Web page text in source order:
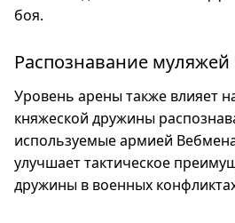
боя.
Распознавание муляжей
Уровень арены также влияет
княжеской дружины
используемые армией
улучшает тактическое
дружины в военных